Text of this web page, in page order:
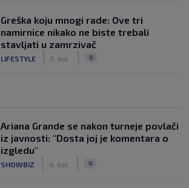
Greška koju mnogi rade: Ove tri
namirnice nikako ne biste trebali
stavljati u zamrzivač
LIFESTYLE 5. kol. 0
Ariana Grande se nakon turneje povlači
iz javnosti: "Dosta joj je komentara o
izgledu"
SHOWBIZ 4. kol. 0